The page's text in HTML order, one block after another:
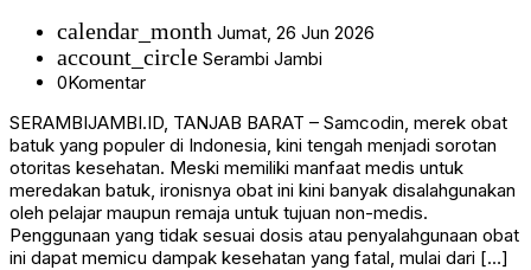
calendar_month Jumat, 26 Jun 2026
account_circle Serambi Jambi
0Komentar
SERAMBIJAMBI.ID, TANJAB BARAT – Samcodin, merek obat
batuk yang populer di Indonesia, kini tengah menjadi sorotan
otoritas kesehatan. Meski memiliki manfaat medis untuk
meredakan batuk, ironisnya obat ini kini banyak disalahgunakan
oleh pelajar maupun remaja untuk tujuan non-medis.
Penggunaan yang tidak sesuai dosis atau penyalahgunaan obat
ini dapat memicu dampak kesehatan yang fatal, mulai dari […]